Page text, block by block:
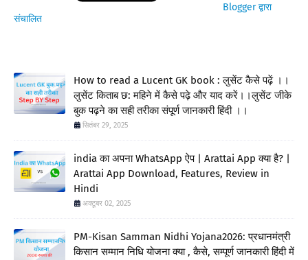
Blogger द्वारा
संचालित
How to read a Lucent GK book : लुसेंट कैसे पढ़ें ।।
लुसेंट किताब छ: महिने में कैसे पढ़े और याद करें।।लुसेंट जीके
बुक पढ़ने का सही तरीका संपूर्ण जानकारी हिंदी ।।
सितंबर 29, 2025
india का अपना WhatsApp ऐप | Arattai App क्या है? |
Arattai App Download, Features, Review in
Hindi
अक्टूबर 02, 2025
PM-Kisan Samman Nidhi Yojana2026: प्रधानमंत्री
किसान सम्मान निधि योजना क्या , कैसे, सम्पूर्ण जानकारी हिंदी में